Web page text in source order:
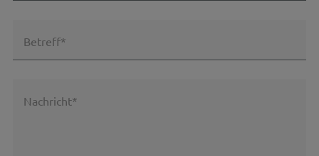
Betreff*
Nachricht*